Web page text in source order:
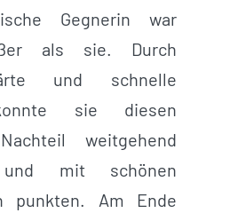
Gegnerin war
als sie. Durch
und schnelle
sie diesen
weitgehend
und mit schönen
punkten. Am Ende